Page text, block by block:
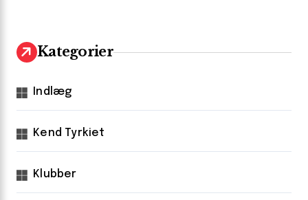
Kategorier
Indlæg
Kend Tyrkiet
Klubber